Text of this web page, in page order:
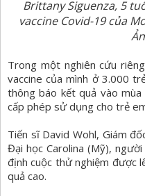
Brittany Siguenza, 5
vaccine Covid-19 của
Trong một nghiên cứu
vaccine của mình ở 3.000
thông báo kết quả vào
cấp phép sử dụng cho trẻ
Tiến sĩ David Wohl, Giám
Đại học Carolina (Mỹ),
định cuộc thử nghiệm được
quả cao.